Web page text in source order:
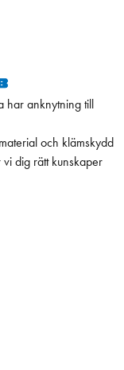
har anknytning till
och klämskydd
dig rätt kunskaper